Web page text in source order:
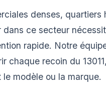
denses, quartiers
dans ce secteur
rapide. Notre
chaque recoin du
modèle ou la marque.